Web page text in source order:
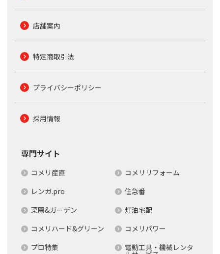
店舗案内
特定商取引法
プライバシーポリシー
採用情報
専門サイト
コメリ産直
コメリリフォーム
レンガ.pro
住急番
菜園&ガーデン
灯油宅配
コメリハード&グリーン
コメリパワー
プロ特集
電動工具・機械レンタ